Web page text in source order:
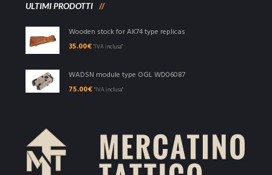
ULTIMI PRODOTTI
Wooden stock for AK74 type replicas
35.00€ "IVA inclusa"
WADSN module type OGL WD06087
75.00€ "IVA inclusa"